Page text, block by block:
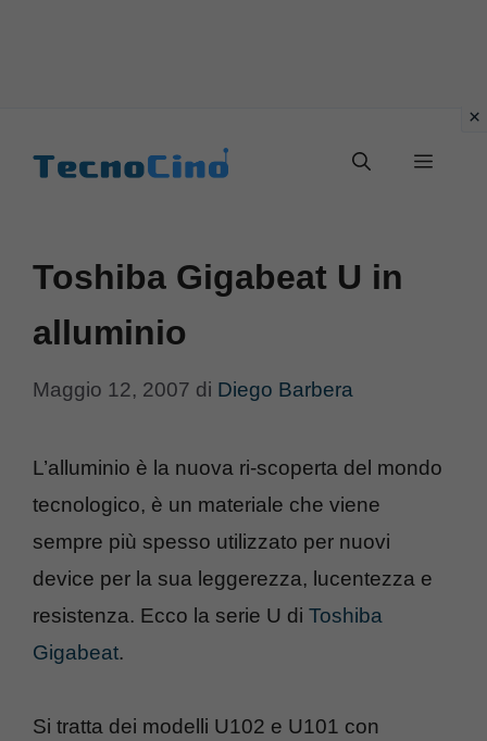
Menu
Toshiba Gigabeat U in
alluminio
Maggio 12, 2007 di Diego Barbera
L’alluminio è la nuova ri-scoperta del mondo
tecnologico, è un materiale che viene
sempre più spesso utilizzato per nuovi
device per la sua leggerezza, lucentezza e
resistenza. Ecco la serie U di Toshiba
Gigabeat.
Si tratta dei modelli U102 e U101 con